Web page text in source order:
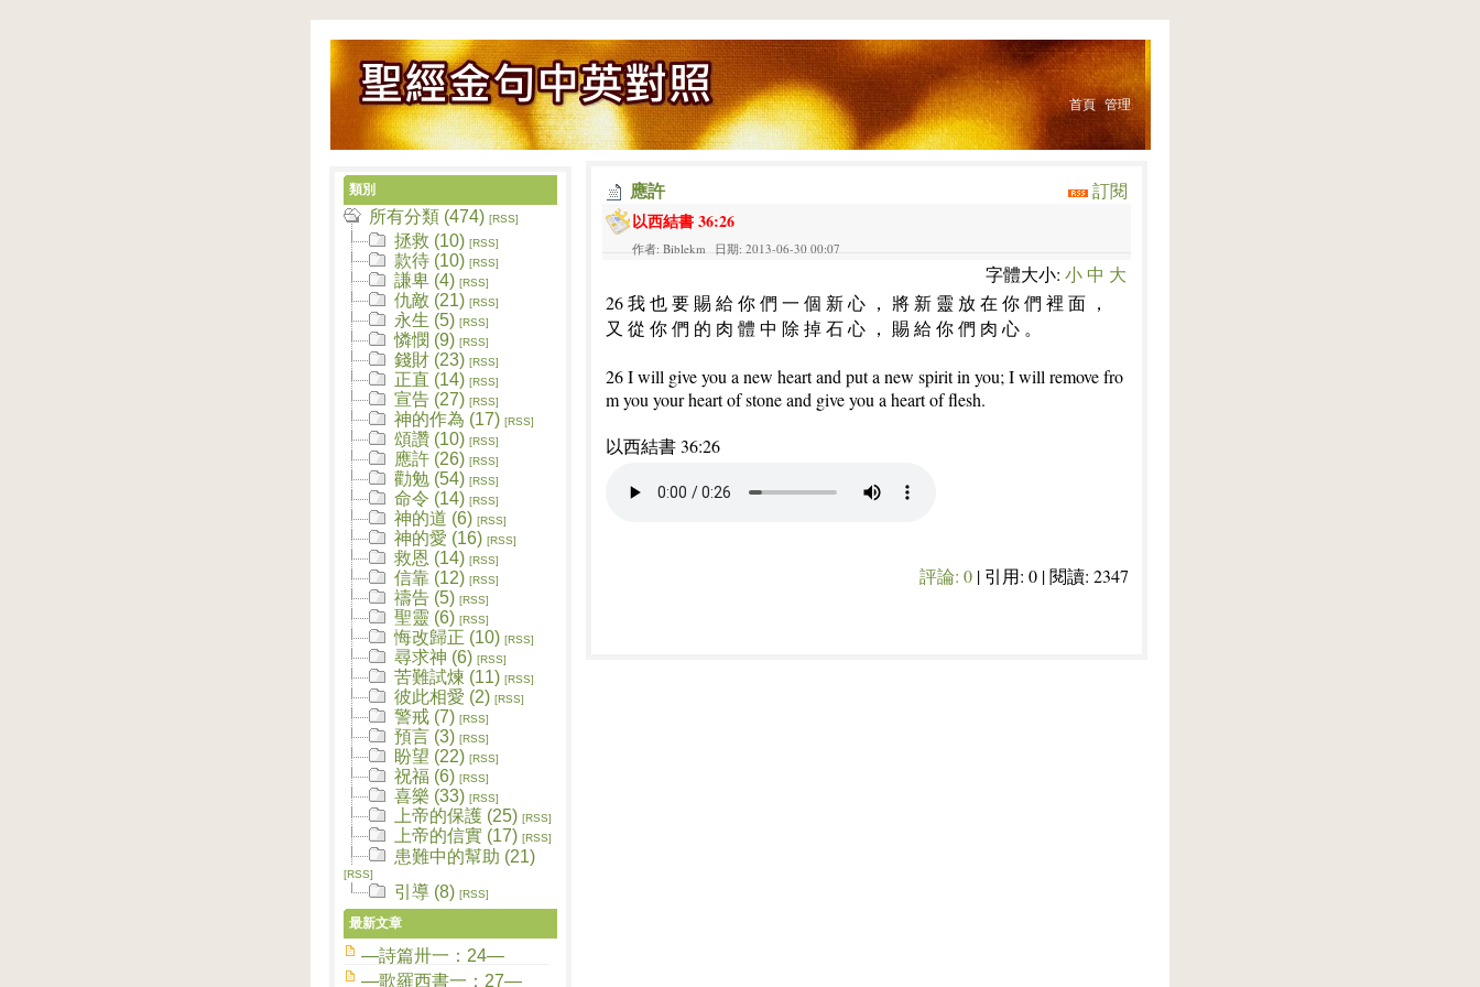
首頁 管理
訂閱
應許
以西結書 36:26
作者: Biblekm 日期: 2013-06-30 00:07
字體大小: 小 中 大
26 我 也 要 賜 給 你 們 一 個 新 心 ， 將 新 靈 放 在 你 們 裡 面 ，
又 從 你 們 的 肉 體 中 除 掉 石 心 ， 賜 給 你 們 肉 心 。
26 I will give you a new heart and put a new spirit in you; I will remove fro
m you your heart of stone and give you a heart of flesh.
以西結書 36:26
評論: 0 | 引用: 0 | 閱讀: 2347
類別
所有分類 (474) [RSS]
拯救 (10) [RSS]
款待 (10) [RSS]
謙卑 (4) [RSS]
仇敵 (21) [RSS]
永生 (5) [RSS]
憐憫 (9) [RSS]
錢財 (23) [RSS]
正直 (14) [RSS]
宣告 (27) [RSS]
神的作為 (17) [RSS]
頌讚 (10) [RSS]
應許 (26) [RSS]
勸勉 (54) [RSS]
命令 (14) [RSS]
神的道 (6) [RSS]
神的愛 (16) [RSS]
救恩 (14) [RSS]
信靠 (12) [RSS]
禱告 (5) [RSS]
聖靈 (6) [RSS]
悔改歸正 (10) [RSS]
尋求神 (6) [RSS]
苦難試煉 (11) [RSS]
彼此相愛 (2) [RSS]
警戒 (7) [RSS]
預言 (3) [RSS]
盼望 (22) [RSS]
祝福 (6) [RSS]
喜樂 (33) [RSS]
上帝的保護 (25) [RSS]
上帝的信實 (17) [RSS]
患難中的幫助 (21)
[RSS]
引導 (8) [RSS]
最新文章
—詩篇卅一：24—
—歌羅西書一：27—